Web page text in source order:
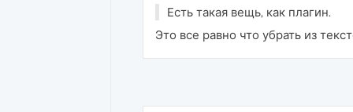
Есть такая вещь, как плагин.
Это все равно что убрать из